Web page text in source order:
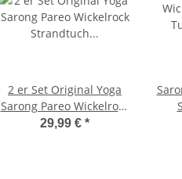
2 er Set Original Yoga
Sarong Pareo Wickelrock
Strandtuch Rund ca
29,99 € *